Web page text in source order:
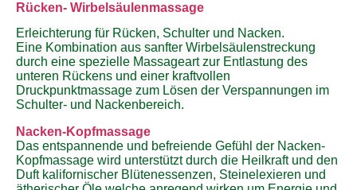
Rücken- Wirbelsäulenmassage
Erleichterung für Rücken, Schulter und Nacken.
Eine Kombination aus sanfter Wirbelsäulenstreckung
durch eine spezielle Massageart zur Entlastung des
unteren Rückens und einer kraftvollen
Druckpunktmassage zum Lösen der Verspannungen im
Schulter- und Nackenbereich.
Nacken-Kopfmassage
Das entspannende und befreiende Gefühl der Nacken-
Kopfmassage wird unterstützt durch die Heilkraft und den
Duft kalifornischer Blütenessenzen, Steinelexieren und